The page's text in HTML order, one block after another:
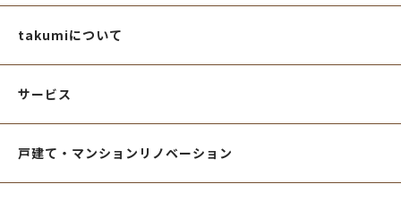
takumiについて
サービス
戸建て・マンションリノベーション